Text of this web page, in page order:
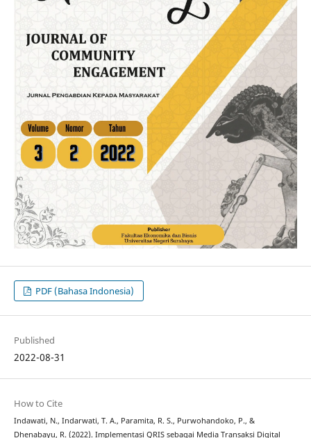
PDF (Bahasa Indonesia)
Published
2022-08-31
How to Cite
Indawati, N., Indarwati, T. A., Paramita, R. S., Purwohandoko, P., &
Dhenabayu, R. (2022). Implementasi QRIS sebagai Media Transaksi Digital